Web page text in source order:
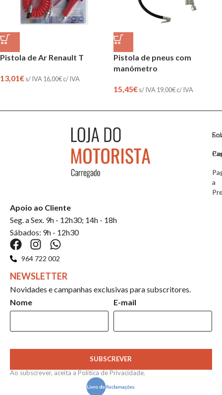
Pistola de Ar Renault T
13,01€s/ IVA 16,00€c/ IVA
Pistola de pneus com
manómetro
15,45€s/ IVA 19,00€c/ IVA
a
Apoio ao Cliente
Seg. a Sex. 9h - 12h30; 14h - 18h
Sábados: 9h - 12h30
964 722 002
NEWSLETTER
Novidades e campanhas exclusivas para subscritores.
Nome
E-mail
SUBSCREVER
Ao subscrever, aceita a Política de Privacidade.